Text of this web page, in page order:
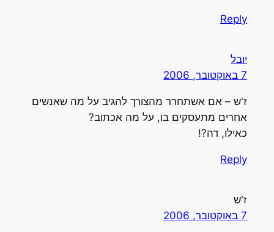
Reply
יובל
7 באוקטובר, 2006
ז'ש – אם אשתחרר מהצורך להגיב על מה שאנשים
אחרים מתעסקים בו, על מה אכתוב?
כאילו, דה?!
Reply
ז'ש
7 באוקטובר, 2006